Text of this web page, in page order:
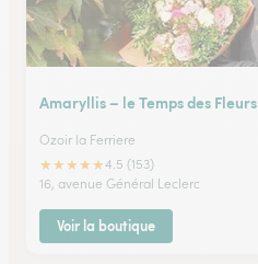
Amaryllis – le Temps des Fleurs
Ozoir la Ferriere
★★★★★4.5 (153)
16, avenue Général Leclerc
Voir la boutique